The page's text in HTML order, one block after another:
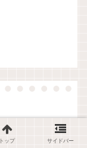
トップ サイドバー